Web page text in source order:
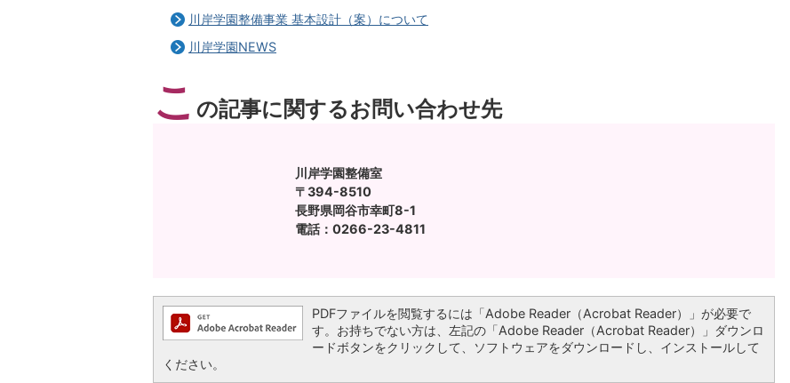
川岸学園整備事業 基本設計（案）について
川岸学園NEWS
こ の記事に関するお問い合わせ先
川岸学園整備室
〒394-8510
長野県岡谷市幸町8-1
電話：0266-23-4811
PDFファイルを閲覧するには「Adobe Reader（Acrobat Reader）」が必要で
す。お持ちでない方は、左記の「Adobe Reader（Acrobat Reader）」ダウンロ
ードボタンをクリックして、ソフトウェアをダウンロードし、インストールして
ください。